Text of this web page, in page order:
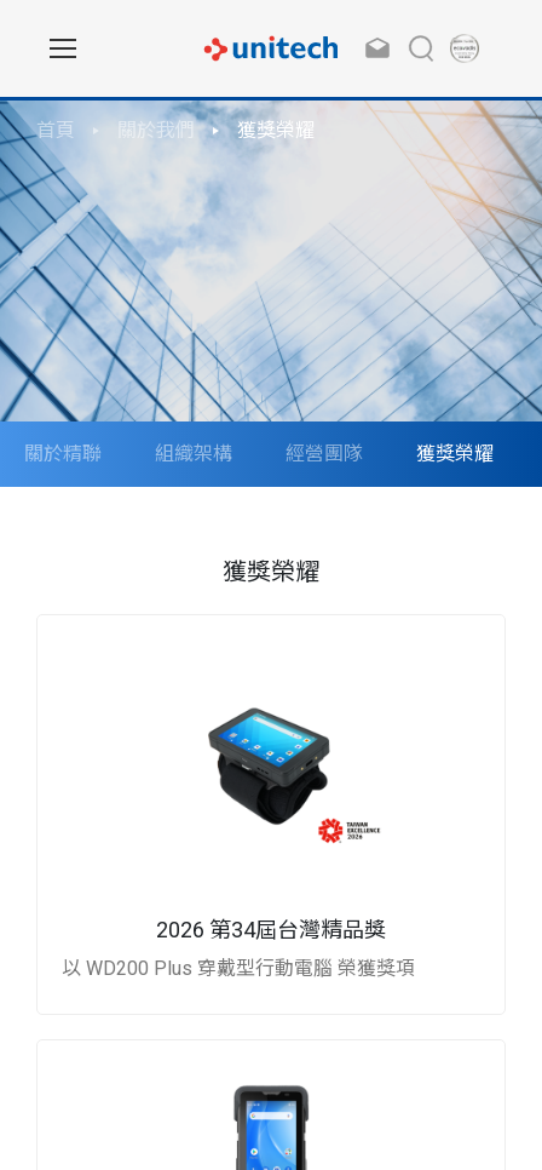
首頁 關於我們 獲獎榮耀
關於精聯 組織架構 經營團隊 獲獎榮耀
獲獎榮耀
2026 第34屆台灣精品獎
以 WD200 Plus 穿戴型行動電腦 榮獲獎項